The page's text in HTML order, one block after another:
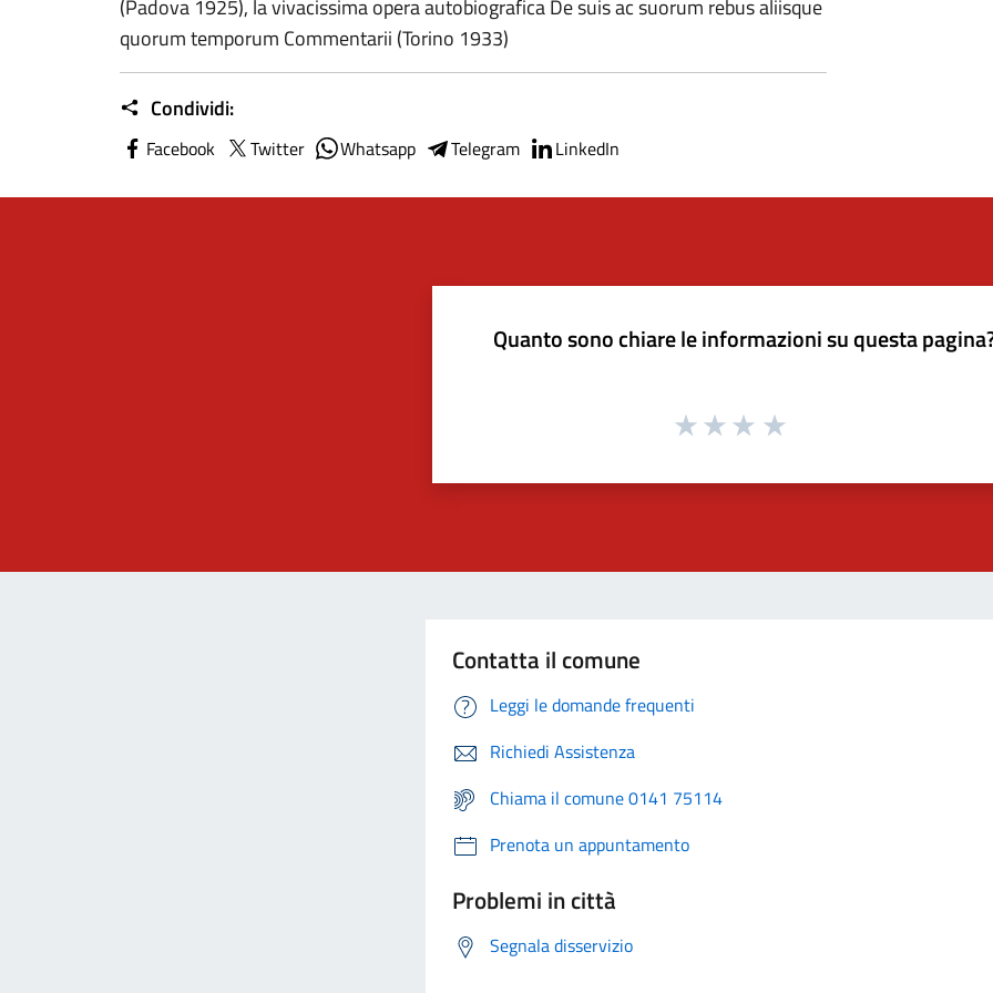
(Padova 1925), la vivacissima opera autobiografica De suis ac suorum rebus aliisque
quorum temporum Commentarii (Torino 1933)
Condividi:
Facebook Twitter Whatsapp Telegram LinkedIn
Quanto sono chiare le informazioni su questa
Contatta il comune
Leggi le domande frequenti
Richiedi Assistenza
Chiama il comune 0141 75114
Prenota un appuntamento
Problemi in città
Segnala disservizio